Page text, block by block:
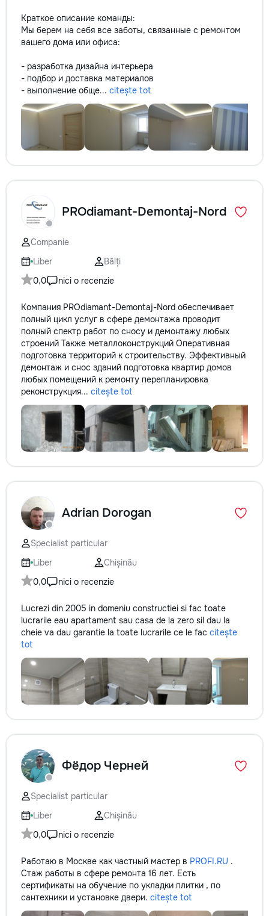
Краткое описание команды:
Мы берем на себя все заботы, связанные с ремонтом
вашего дома или офиса:
- разработка дизайна интерьера
- подбор и доставка материалов
- выполнение обще... citește tot
PROdiamant-Demontaj-Nord
Companie
Liber
Bălți
0,0
nici o recenzie
Компания PROdiamant-Demontaj-Nord обеспечивает
полный цикл услуг в сфере демонтажа проводит
полный спектр работ по сносу и демонтажу любых
строений Также металлоконструкций Оперативная
подготовка территорий к строительству. Эффективный
демонтаж и снос зданий подготовка квартир домов
любых помещений к ремонту перепланировка
реконструкция... citește tot
Adrian Dorogan
Specialist particular
Liber
Chișinău
0,0
nici o recenzie
Lucrezi din 2005 in domeniu constructiei si fac toate
lucrarile eau apartament sau casa de la zero sil dau la
cheie va dau garantie la toate lucrarile ce le fac citește
tot
Фёдор Черней
Specialist particular
Liber
Chișinău
0,0
nici o recenzie
Работаю в Москве как частный мастер в PROFI.RU .
Стаж работы в сфере ремонта 16 лет. Есть
сертификаты на обучение по укладки плитки , по
сантехники и установке двери. citește tot